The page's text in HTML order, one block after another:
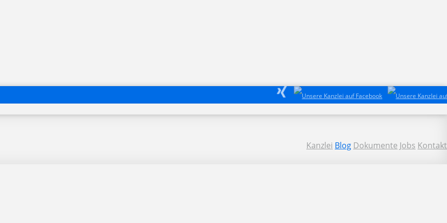
Kanzlei Blog Dokumente Jobs Kontakt